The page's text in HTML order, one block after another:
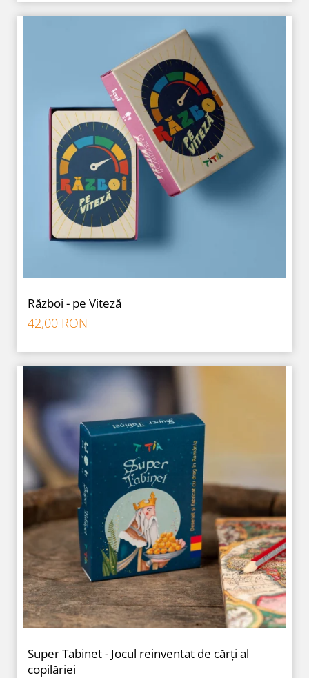
Război - pe Viteză
42,00 RON
Super Tabinet - Jocul reinventat de cărți al
copilăriei